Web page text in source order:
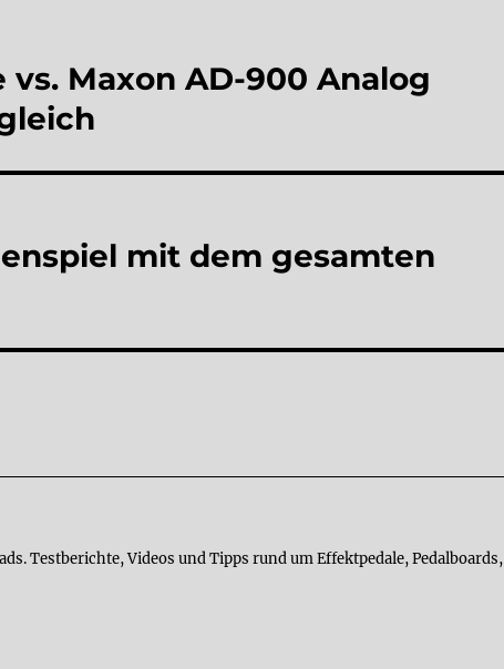
vs. Maxon AD-900 Analog
mit dem gesamten
Testberichte, Videos und Tipps rund um Effektpedale, Pedalboards,